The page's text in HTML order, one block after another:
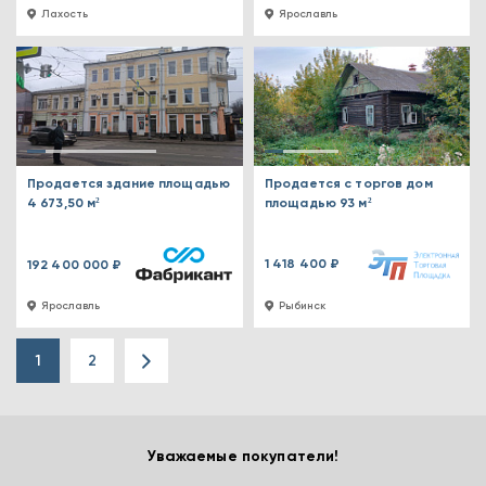
Лахость Ярославль
Ярославль
Продается здание площадью
4 673,50 м²
192 400 000 ₽
Рыбинск
Продается с торгов дом
площадью 93 м²
1 418 400 ₽
1 2
Уважаемые покупатели!